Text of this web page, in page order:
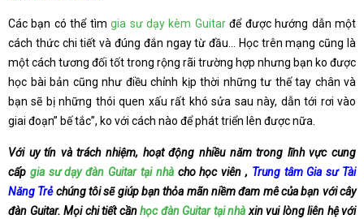
Các bạn có thể tìmgia sư dạy kèm Guitarđể được hướng dẫn một
cách thức chi tiết và đúng đắn ngay từ đầu… Học trên mạng cũng là
một cách tương đối tốt trong rộng rãi trường hợp nhưng bạn ko được
học bài bản cũng như điều chỉnh kịp thời những tư thế tay chân và
bạn sẽ bị những thói quen xấu rất khó sửa sau này, dẫn tới rơi vào
giai đoạn” bế tắc”, ko với cách nào để phát triển lên được nữa.
Với uy tín và trách nhiệm, hoạt động nhiều năm trong lĩnh vực cung
cấp gia sư dạy đàn Guitar tại nhàcho học viên , Trung tâm Gia sư Tài
Năng Trẻchúng tôi sẽ giúp bạn thỏa mãn niềm đam mê của bạn với cây
đàn Guitar. Mọi chi tiết cầnhọc đàn Guitar tại nhà xin vui lòng liên hệ với